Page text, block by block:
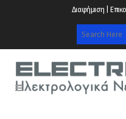
Διαφήμιση |